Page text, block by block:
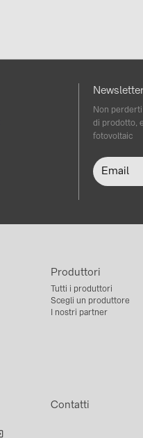
Non
di prodotto,
fotovoltaic
Produttori
Tutti i produttori
Scegli un produttore
I nostri partner
Contatti